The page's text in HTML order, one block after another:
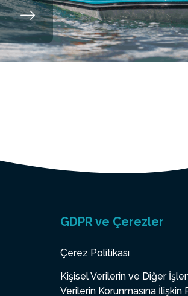
GDPR ve Çerezler
Çerez Politikası
Kişisel Verilerin ve Diğer
Verilerin Korunmasına İlişkin